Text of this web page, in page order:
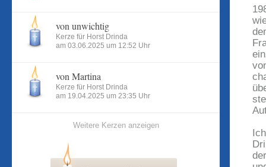
von unwichtig
Kerze für Horst Drinda
am 03.06.2025 um 12:52 Uhr
von Martina
Kerze für Horst Drinda
am 19.04.2025 um 23:35 Uhr
Weitere Kerzen anzeigen